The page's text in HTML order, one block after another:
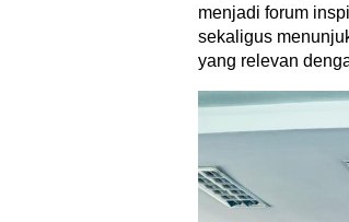
menjadi forum
sekaligus
yang relevan